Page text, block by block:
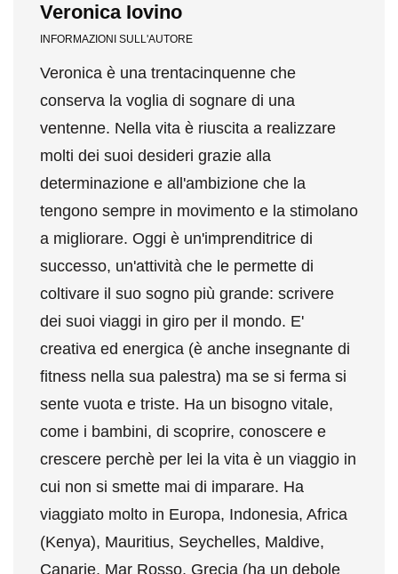
Veronica Iovino
INFORMAZIONI SULL'AUTORE
Veronica è una trentacinquenne che
conserva la voglia di sognare di una
ventenne. Nella vita è riuscita a realizzare
molti dei suoi desideri grazie alla
determinazione e all'ambizione che la
tengono sempre in movimento e la stimolano
a migliorare. Oggi è un'imprenditrice di
successo, un'attività che le permette di
coltivare il suo sogno più grande: scrivere
dei suoi viaggi in giro per il mondo. E'
creativa ed energica (è anche insegnante di
fitness nella sua palestra) ma se si ferma si
sente vuota e triste. Ha un bisogno vitale,
come i bambini, di scoprire, conoscere e
crescere perchè per lei la vita è un viaggio in
cui non si smette mai di imparare. Ha
viaggiato molto in Europa, Indonesia, Africa
(Kenya), Mauritius, Seychelles, Maldive,
Canarie, Mar Rosso, Grecia (ha un debole